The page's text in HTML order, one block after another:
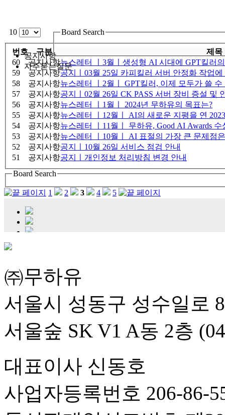
10
공지사항
자주묻는질문
Board Search
번호 구분
제목
60
공지사항
59
공지사항공지ㅣ03월 25일 카피킬러 서버 안정화 작업
58
공지사항뉴스레터 ㅣ2월ㅣ GPT킬러, 이제 모두가 쓸 수
57
공지사항공지ㅣ02월 26일 CK PASS 서버 장비 증설 및
56
공지사항뉴스레터 ㅣ1월ㅣ 2024년 무하유의 목표는?
55
공지사항뉴스레터 ㅣ12월ㅣ AI의 새로운 지평을 연
54
공지사항뉴스레터 ㅣ11월ㅣ 무하유, Good AI Awards 수
53
공지사항뉴스레터 ㅣ10월ㅣ AI 표절의 가장 큰 문제점
52
공지사항공지ㅣ10월 26일 서비스 점검 안내
51
공지사항공지ㅣ개인정보 처리방침 변경 안내
Board Search
1 2 3 4 5
㈜무하유
서울시 성동구 성수일로
서울숲 SK V1 A동 2층
대표이사 신동호
사업자등록번호 206-86-